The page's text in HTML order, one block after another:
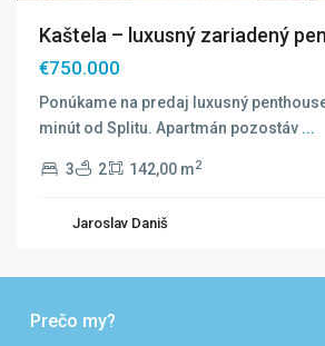
Kaštela – luxusný zariadený
€750.000
Ponúkame na predaj luxusný
minút od Splitu. Apartmán pozostáv ...
3 2 142,00 m2
Jaroslav Daniš
Prečo my?